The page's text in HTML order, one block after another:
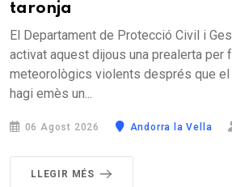
taronja
El Departament de Protecció Civil i
activat aquest dijous una prealerta per
meteorològics violents després que
hagi emès un...
06 Agost 2026 Andorra la Vella
LLEGIR MÉS